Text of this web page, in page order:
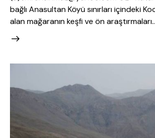
bağlı Anasultan Köyü sınırları içindeki
alan mağaranın keşfi ve ön